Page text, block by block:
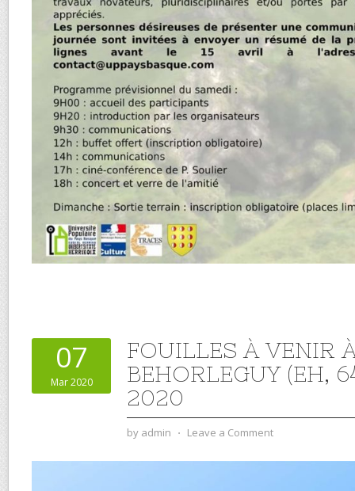
07
Mar 2020
FOUILLES À VENIR
BEHORLEGUY (EH,
2020
by admin ⋅ Leave a Comment